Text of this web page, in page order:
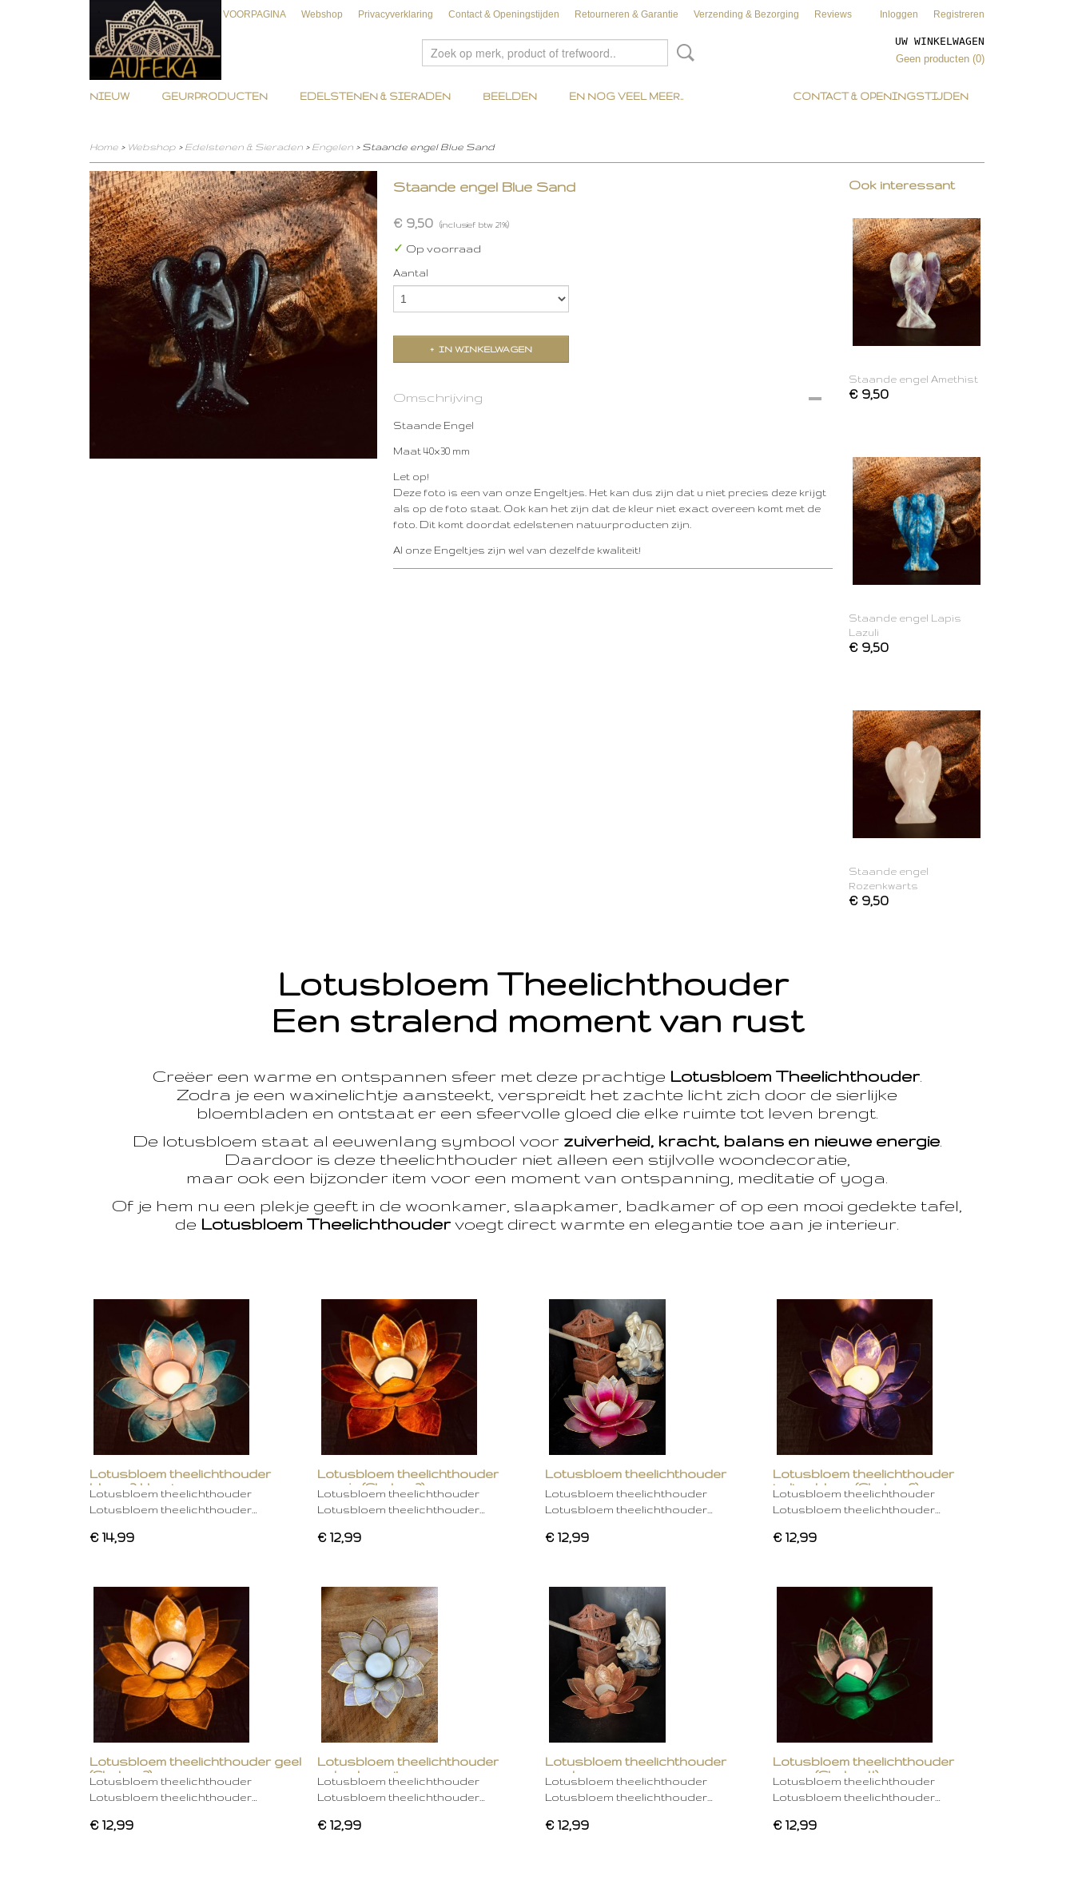
VOORPAGINA Webshop Privacyverklaring Contact & Openingstijden Retourneren & Garantie Verzending & Bezorging Reviews Inloggen Registreren
UW WINKELWAGEN
Geen producten (0)
CONTACT & OPENINGSTIJDEN
NIEUW GEURPRODUCTEN EDELSTENEN & SIERADEN BEELDEN EN NOG VEEL MEER..
Home > Webshop > Edelstenen & Sieraden > Engelen > Staande engel Blue Sand
Staande engel Blue Sand
€ 9,50 (inclusief btw 21%)
✓ Op voorraad
Aantal
IN WINKELWAGEN
Omschrijving
Staande Engel
Maat 40x30 mm
Let op!
Deze foto is een van onze Engeltjes. Het kan dus zijn dat u niet precies deze krijgt
als op de foto staat. Ook kan het zijn dat de kleur niet exact overeen komt met de
foto. Dit komt doordat edelstenen natuurproducten zijn.
Al onze Engeltjes zijn wel van dezelfde kwaliteit!
Ook interessant
Staande engel Amethist
€ 9,50
Staande engel Lapis
Lazuli
€ 9,50
Staande engel
Rozenkwarts
€ 9,50
Lotusbloem Theelichthouder
Een stralend moment van rust
Creëer een warme en ontspannen sfeer met deze prachtige Lotusbloem Theelichthouder.
Zodra je een waxinelichtje aansteekt, verspreidt het zachte licht zich door de sierlijke
bloembladen en ontstaat er een sfeervolle gloed die elke ruimte tot leven brengt.
De lotusbloem staat al eeuwenlang symbool voor zuiverheid, kracht, balans en nieuwe energie.
Daardoor is deze theelichthouder niet alleen een stijlvolle woondecoratie,
maar ook een bijzonder item voor een moment van ontspanning, meditatie of yoga.
Of je hem nu een plekje geeft in de woonkamer, slaapkamer, badkamer of op een mooi gedekte tafel,
de Lotusbloem Theelichthouder voegt direct warmte en elegantie toe aan je interieur.
Lotusbloem theelichthouder
blauw 2 kleurig
Lotusbloem theelichthouder
Lotusbloem theelichthouder…
€ 14,99
Lotusbloem theelichthouder
oranje (Chakra 2)
Lotusbloem theelichthouder
Lotusbloem theelichthouder…
€ 12,99
Lotusbloem theelichthouder
rose
Lotusbloem theelichthouder
Lotusbloem theelichthouder…
€ 12,99
Lotusbloem theelichthouder
indigo blauw (Chakra 6)
Lotusbloem theelichthouder
Lotusbloem theelichthouder…
€ 12,99
Lotusbloem theelichthouder geel
(Chakra 3)
Lotusbloem theelichthouder
Lotusbloem theelichthouder…
€ 12,99
Lotusbloem theelichthouder
gebroken wit
Lotusbloem theelichthouder
Lotusbloem theelichthouder…
€ 12,99
Lotusbloem theelichthouder
mocha
Lotusbloem theelichthouder
Lotusbloem theelichthouder…
€ 12,99
Lotusbloem theelichthouder
groen (Chakra 4)
Lotusbloem theelichthouder
Lotusbloem theelichthouder…
€ 12,99